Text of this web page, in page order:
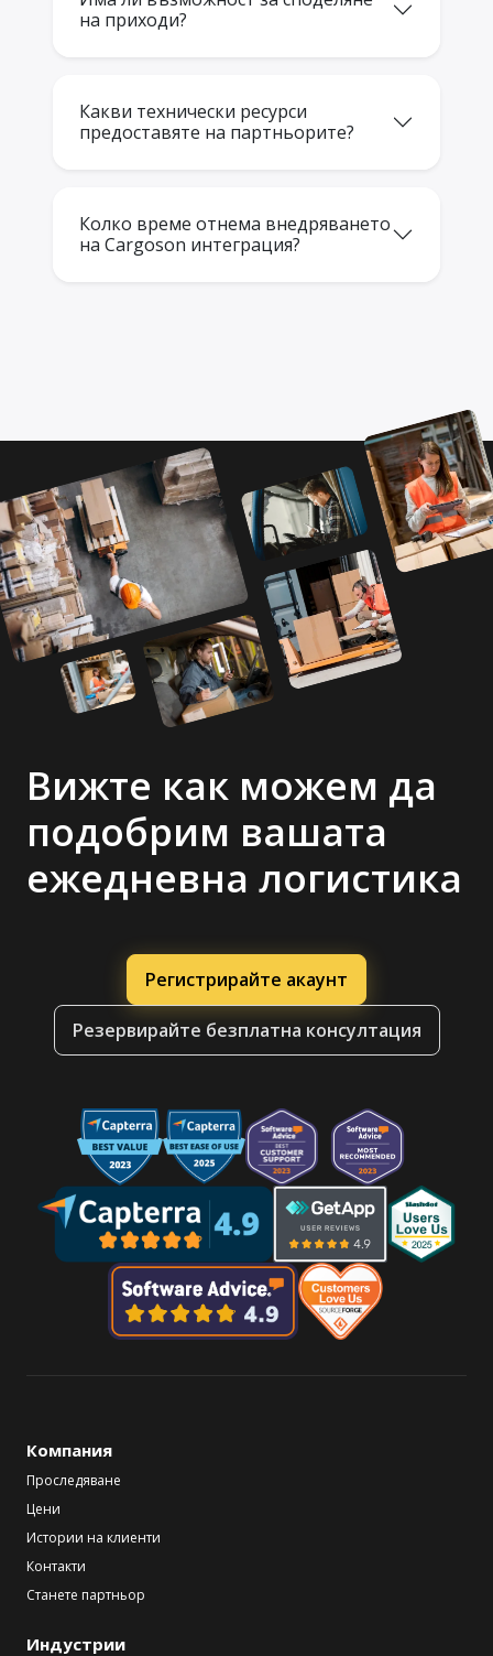
на приходи?
Какви технически ресурси
предоставяте на партньорите?
Колко време отнема внедряването
на Cargoson интеграция?
Вижте как можем да
подобрим вашата
ежедневна логистика
Регистрирайте акаунт
Резервирайте безплатна консултация
Компания
Проследяване
Цени
Истории на клиенти
Контакти
Станете партньор
Индустрии